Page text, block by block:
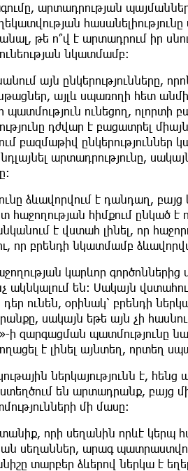
արտադրության
թե ո՞վ է արտադրում իր
նկատմամբ։
այն ընկերությունները,
այլև սպառողի հետ
պատմություն ունեցող,
դժվար է բացատրել
բազմաթիվ
արտադրությունը,
ձևավորվում է դանդաղ,
հիմքում ընկած է
է վստահ լինել, որ
որ բրենդի նկատմամբ
կարևոր գործոններից
են։ Սակայն
ունեն, օրինակ՝ բրենդի
սակայն եթե այն չի
ի զարգացման պատմությունը
է լինել այնտեղ, որտեղ
ներկայությունն է,
են արտադրանք, բայց
մի մասը։
որի սեղանին որևէ կերպ
սեղաններ, արագ
տարբեր ձևերով ներկա է